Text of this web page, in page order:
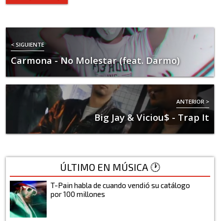
< SIGUIENTE
Carmona - No Molestar (feat. Darmo)
ANTERIOR >
Big Jay & Viciou$ - Trap It
ÚLTIMO EN MÚSICA 🕐
T-Pain habla de cuando vendió su catálogo
por 100 millones